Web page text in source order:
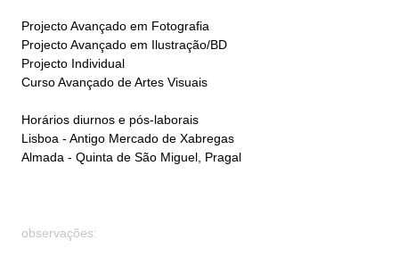
Projecto Avançado em Fotografia
Projecto Avançado em Ilustração/BD
Projecto Individual
Curso Avançado de Artes Visuais
Horários diurnos e pós-laborais
Lisboa - Antigo Mercado de Xabregas
Almada - Quinta de São Miguel, Pragal
observações: